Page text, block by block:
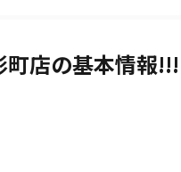
町店の基本情報!!!